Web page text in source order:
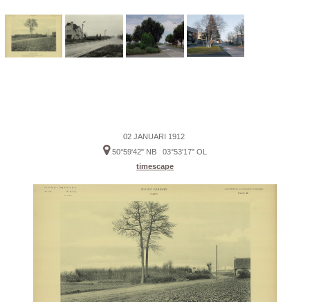
02 JANUARI 1912
50°59'42" NB 03°53'17" OL
timescape